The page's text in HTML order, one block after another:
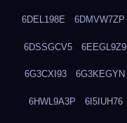
6DEL198E 6DMVW7ZP
6DSSGCV5 6EEGL9Z9
6G3CXI93 6G3KEGYN
6HWL9A3P 6I5IUH76